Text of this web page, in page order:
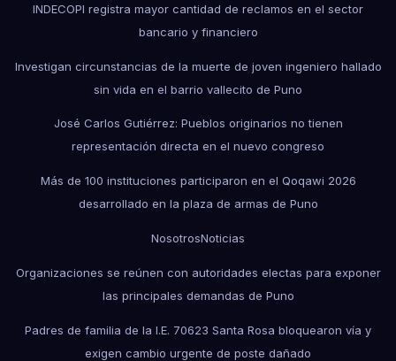
INDECOPI registra mayor cantidad de reclamos en el sector
bancario y financiero
Investigan circunstancias de la muerte de joven ingeniero hallado
sin vida en el barrio vallecito de Puno
José Carlos Gutiérrez: Pueblos originarios no tienen
representación directa en el nuevo congreso
Más de 100 instituciones participaron en el Qoqawi 2026
desarrollado en la plaza de armas de Puno
NosotrosNoticias
Organizaciones se reúnen con autoridades electas para exponer
las principales demandas de Puno
Padres de familia de la I.E. 70623 Santa Rosa bloquearon vía y
exigen cambio urgente de poste dañado